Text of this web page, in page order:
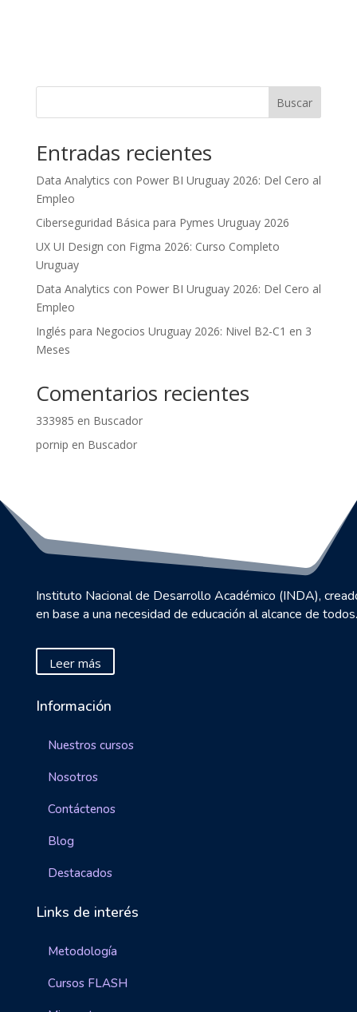
Buscar
Entradas recientes
Data Analytics con Power BI Uruguay 2026: Del Cero al
Empleo
Ciberseguridad Básica para Pymes Uruguay 2026
UX UI Design con Figma 2026: Curso Completo
Uruguay
Data Analytics con Power BI Uruguay 2026: Del Cero al
Empleo
Inglés para Negocios Uruguay 2026: Nivel B2-C1 en 3
Meses
Comentarios recientes
333985 en Buscador
pornip en Buscador
Instituto Nacional de Desarrollo Académico (INDA),
en base a una necesidad de educación al alcance de todos.
Leer más
Información
Nuestros cursos
Nosotros
Contáctenos
Blog
Destacados
Links de interés
Metodología
Cursos FLASH